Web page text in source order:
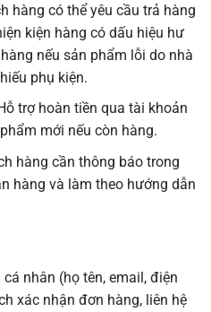
hàng có thể yêu cầu trả hàng
kiện hàng có dấu hiệu hư
nếu sản phẩm lỗi do nhà
phụ kiện.
trợ hoàn tiền qua tài khoản
mới nếu còn hàng.
hàng cần thông báo trong
hàng và làm theo hướng dẫn
nhân (họ tên, email, điện
xác nhận đơn hàng, liên hệ